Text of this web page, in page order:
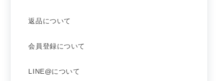
返品について
会員登録について
LINE@について